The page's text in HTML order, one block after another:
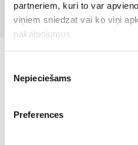
partneriem, kuri to var
viņiem sniedzat vai ko viņi
pakalpojumus.
izvēle
Nepieciešams
Preferences
© 2017 Tamro Baltics. All rights
policy| Cookie Policy.